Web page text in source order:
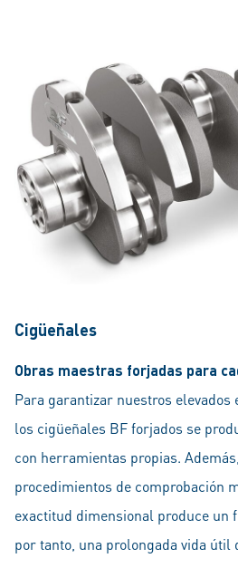
Cigüeñales
Obras maestras forjadas para
Para garantizar nuestros elevados
los cigüeñales BF forjados se
con herramientas propias.
procedimientos de comprobación
exactitud dimensional produce un
por tanto, una prolongada vida útil